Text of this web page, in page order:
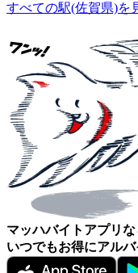
すべての駅(佐賀県)を
マッハバイトアプリな
いつでもお得にアルバ